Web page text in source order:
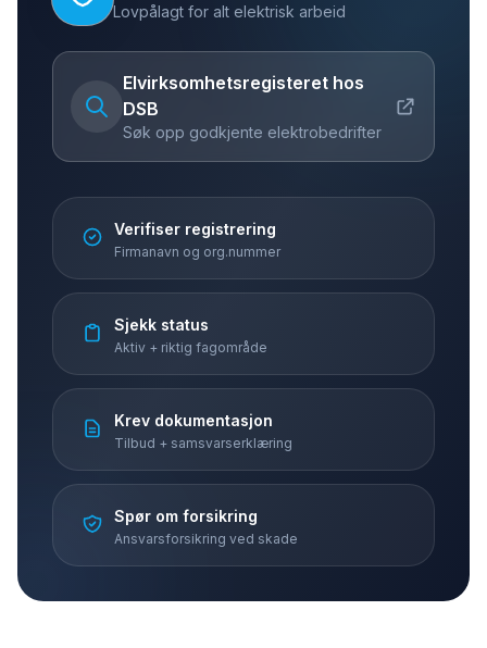
Lovpålagt for alt elektrisk arbeid
Elvirksomhetsregisteret hos
DSB
Søk opp godkjente elektrobedrifter
Verifiser registrering
Firmanavn og org.nummer
Sjekk status
Aktiv + riktig fagområde
Krev dokumentasjon
Tilbud + samsvarserklæring
Spør om forsikring
Ansvarsforsikring ved skade